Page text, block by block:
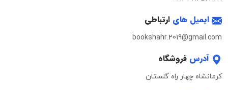
ایمیل های ارتباطی
bookshahr.2019@gmail.com
آدرس فروشگاه
کرمانشاه چهار راه گلستان